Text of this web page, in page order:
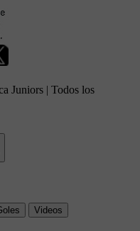
Juniors | Todos los
Videos